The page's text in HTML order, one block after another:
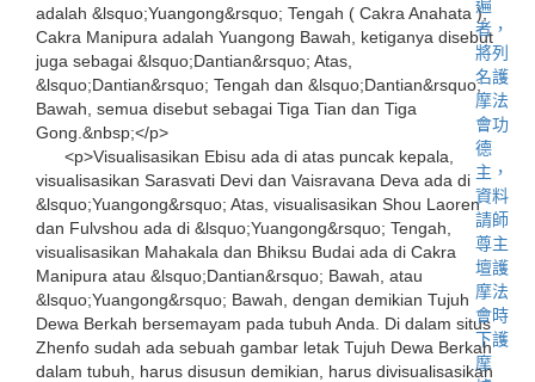
adalah &lsquo;Yuangong&rsquo; Tengah ( Cakra Anahata ),
Cakra Manipura adalah Yuangong Bawah, ketiganya disebut
juga sebagai &lsquo;Dantian&rsquo; Atas,
&lsquo;Dantian&rsquo; Tengah dan &lsquo;Dantian&rsquo;
Bawah, semua disebut sebagai Tiga Tian dan Tiga
Gong.&nbsp;</p>
<p>Visualisasikan Ebisu ada di atas puncak kepala,
visualisasikan Sarasvati Devi dan Vaisravana Deva ada di
&lsquo;Yuangong&rsquo; Atas, visualisasikan Shou Laoren
dan Fulvshou ada di &lsquo;Yuangong&rsquo; Tengah,
visualisasikan Mahakala dan Bhiksu Budai ada di Cakra
Manipura atau &lsquo;Dantian&rsquo; Bawah, atau
&lsquo;Yuangong&rsquo; Bawah, dengan demikian Tujuh
Dewa Berkah bersemayam pada tubuh Anda. Di dalam situs
Zhenfo sudah ada sebuah gambar letak Tujuh Dewa Berkah
dalam tubuh, harus disusun demikian, harus divisualisasikan